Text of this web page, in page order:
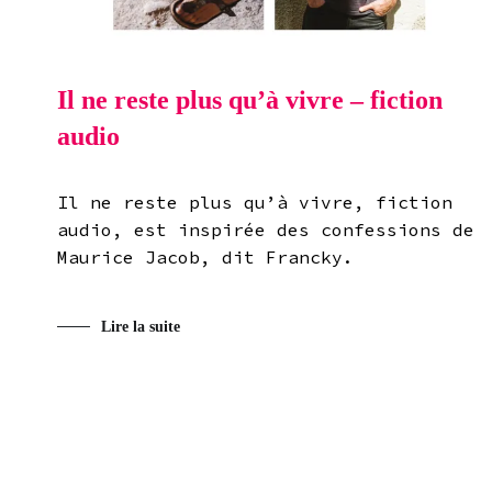
Il ne reste plus qu’à vivre – fiction
audio
Il ne reste plus qu’à vivre, fiction
audio, est inspirée des confessions de
Maurice Jacob, dit Francky.
Lire la suite